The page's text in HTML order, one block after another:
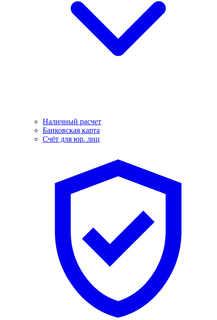
Наличный расчет
Банковская карта
Счёт для юр. лиц